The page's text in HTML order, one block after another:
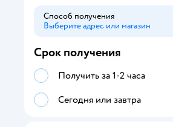
Майки
Способ получения
Выберите адрес или магазин
Способ получения
Срок получения
Получить за 1-2 часа
Сегодня или завтра